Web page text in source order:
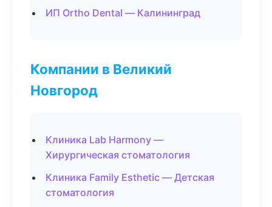
ИП Ortho Dental — Калининград
Компании в Великий
Новгород
Клиника Lab Harmony —
Хирургическая стоматология
Клиника Family Esthetic — Детская
стоматология